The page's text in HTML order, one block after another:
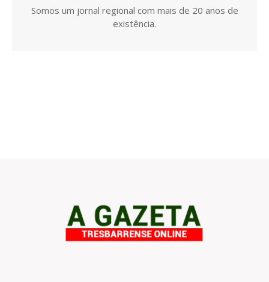
Somos um jornal regional com mais de 20 anos de
existência.